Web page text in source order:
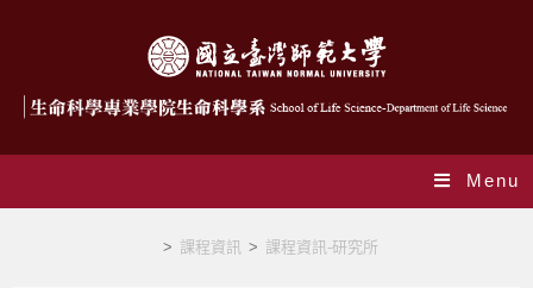
Menu
> 課程資訊 > 課程資訊-研究所